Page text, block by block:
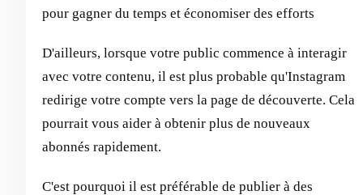
pour gagner du temps et économiser des efforts
D'ailleurs, lorsque votre public commence à interagir
avec votre contenu, il est plus probable qu'Instagram
redirige votre compte vers la page de découverte. Cela
pourrait vous aider à obtenir plus de nouveaux
abonnés rapidement.
C'est pourquoi il est préférable de publier à des